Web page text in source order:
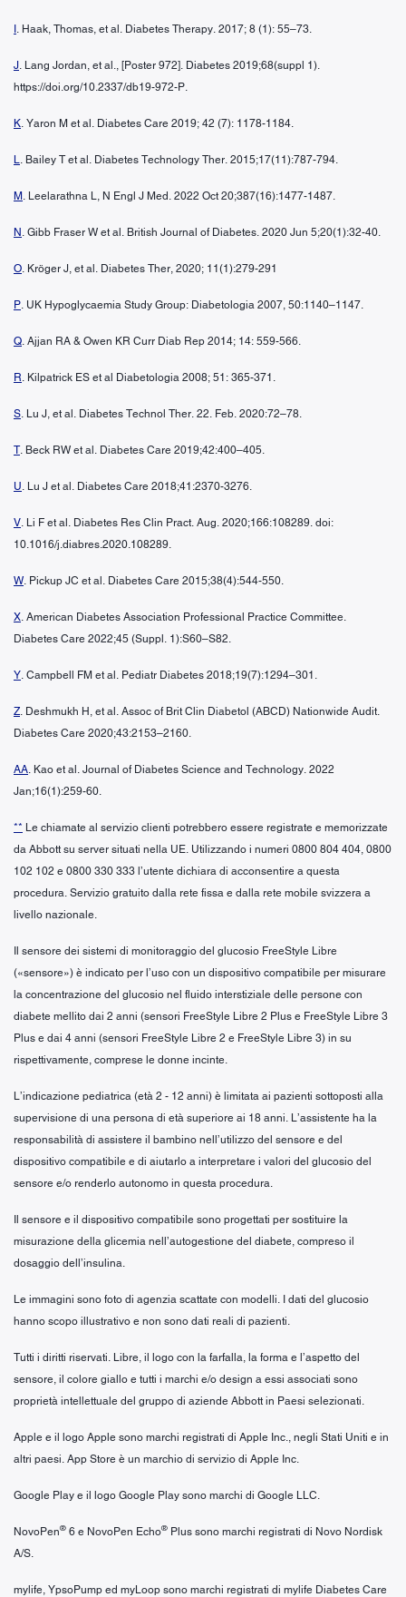
. Haak, Thomas, et al. Diabetes Therapy. 2017; 8 (1): 55–73.
J. Lang Jordan, et al., [Poster 972]. Diabetes 2019;68(suppl 1).
https://doi.org/10.2337/db19-972-P.
K. Yaron M et al. Diabetes Care 2019; 42 (7): 1178-1184.
L. Bailey T et al. Diabetes Technology Ther. 2015;17(11):787-794.
M . Leelarathna L, N Engl J Med. 2022 Oct 20;387(16):1477-1487.
N . Gibb Fraser W et al. British Journal of Diabetes. 2020 Jun 5;20(1):32-40.
O. Kröger J, et al. Diabetes Ther, 2020; 11(1):279-291
P. UK Hypoglycaemia Study Group: Diabetologia 2007, 50:1140–1147.
Q. Ajjan RA & Owen KR Curr Diab Rep 2014; 14: 559-566.
R. Kilpatrick ES et al Diabetologia 2008; 51: 365-371.
S. Lu J, et al. Diabetes Technol Ther. 22. Feb. 2020:72–78.
T. Beck RW et al. Diabetes Care 2019;42:400–405.
U. Lu J et al. Diabetes Care 2018;41:2370-3276.
V. Li F et al. Diabetes Res Clin Pract. Aug. 2020;166:108289. doi:
10.1016/j.diabres.2020.108289.
W. Pickup JC et al. Diabetes Care 2015;38(4):544-550.
X. American Diabetes Association Professional Practice Committee.
Diabetes Care 2022;45 (Suppl. 1):S60–S82.
Y. Campbell FM et al. Pediatr Diabetes 2018;19(7):1294–301.
Z. Deshmukh H, et al. Assoc of Brit Clin Diabetol (ABCD) Nationwide Audit.
Diabetes Care 2020;43:2153–2160.
AA. Kao et al. Journal of Diabetes Science and Technology. 2022
Jan;16(1):259-60.
** Le chiamate al servizio clienti potrebbero essere registrate e memorizzate
da Abbott su server situati nella UE. Utilizzando i numeri 0800 804 404, 0800
102 102 e 0800 330 333 l’utente dichiara di acconsentire a questa
procedura. Servizio gratuito dalla rete fissa e dalla rete mobile svizzera a
livello nazionale.
Il sensore dei sistemi di monitoraggio del glucosio FreeStyle Libre
(«sensore») è indicato per l’uso con un dispositivo compatibile per misurare
la concentrazione del glucosio nel fluido interstiziale delle persone con
diabete mellito dai 2 anni (sensori FreeStyle Libre 2 Plus e FreeStyle Libre 3
Plus e dai 4 anni (sensori FreeStyle Libre 2 e FreeStyle Libre 3) in su
rispettivamente, comprese le donne incinte.
L’indicazione pediatrica (età 2 - 12 anni) è limitata ai pazienti sottoposti alla
supervisione di una persona di età superiore ai 18 anni. L’assistente ha la
responsabilità di assistere il bambino nell’utilizzo del sensore e del
dispositivo compatibile e di aiutarlo a interpretare i valori del glucosio del
sensore e/o renderlo autonomo in questa procedura.
Il sensore e il dispositivo compatibile sono progettati per sostituire la
misurazione della glicemia nell’autogestione del diabete, compreso il
dosaggio dell’insulina.
Le immagini sono foto di agenzia scattate con modelli. I dati del glucosio
hanno scopo illustrativo e non sono dati reali di pazienti.
Tutti i diritti riservati. Libre, il logo con la farfalla, la forma e l’aspetto del
sensore, il colore giallo e tutti i marchi e/o design a essi associati sono
proprietà intellettuale del gruppo di aziende Abbott in Paesi selezionati.
Apple e il logo Apple sono marchi registrati di Apple Inc., negli Stati Uniti e in
altri paesi. App Store è un marchio di servizio di Apple Inc.
Google Play e il logo Google Play sono marchi di Google LLC.
NovoPen® 6 e NovoPen Echo® Plus sono marchi registrati di Novo Nordisk
A/S.
mylife, YpsoPump ed myLoop sono marchi registrati di mylife Diabetes Care